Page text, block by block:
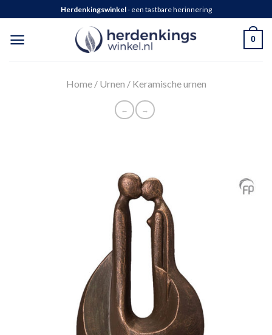
Herdenkingswinkel- een tastbare herinnering
0
Home/ Urnen / Keramische urnen
← →